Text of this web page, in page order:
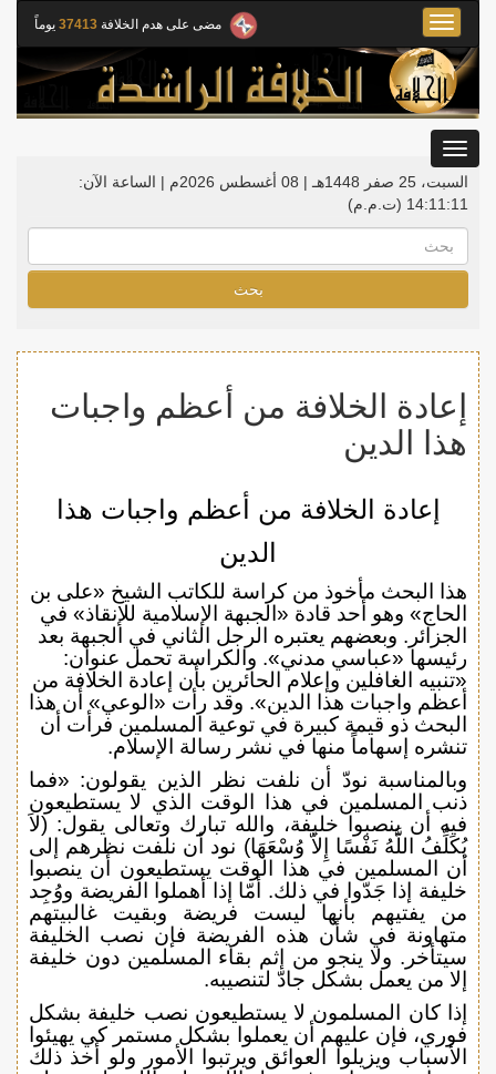
مضى على هدم الخلافة 37413 يوماً
Toggle
navigation
السبت، 25 صفر 1448هـ | 08 أغسطس 2026م |
الساعة الآن:
14:11:12 (ت.م.م)
بحث
إعادة الخلافة من أعظم واجبات
هذا الدين
إعادة الخلافة من أعظم واجبات هذا
الدين
هذا البحث مأخوذ من كراسة للكاتب الشيخ «على بن
الحاج» وهو أحد قادة «الجبهة الإسلامية للإنقاذ» في
الجزائر. وبعضهم يعتبره الرجل الثاني في الجبهة بعد
رئيسها «عباسي مدني». والكراسة تحمل عنوان:
«تنبيه الغافلين وإعلام الحائرين بأن إعادة الخلافة من
أعظم واجبات هذا الدين». وقد رأت «الوعي» أن هذا
البحث ذو قيمة كبيرة في توعية المسلمين فرأت أن
تنشره إسهاماً منها في نشر رسالة الإسلام.
وبالمناسبة نودّ أن نلفت نظر الذين يقولون: «فما
ذنب المسلمين في هذا الوقت الذي لا يستطيعون
فيه أن ينصبوا خليفة، والله تبارك وتعالى يقول: (لاَ
يُكَلِّفُ اللَّهُ نَفْسًا إِلاَّ وُسْعَهَا) نود أن نلفت نظرهم إلى
أن المسلمين في هذا الوقت يستطيعون أن ينصبوا
خليفة إذا جَدّوا في ذلك. أمّا إذا أهملوا الفريضة ووُجِد
من يفتيهم بأنها ليست فريضة وبقيت غالبيتهم
متهاونة في شأن هذه الفريضة فإن نصب الخليفة
سيتأخر. ولا ينجو من إثم بقاء المسلمين دون خليفة
إلا من يعمل بشكل جادّ لتنصيبه.
إذا كان المسلمون لا يستطيعون نصب خليفة بشكل
فوري، فإن عليهم أن يعملوا بشكل مستمر كي يهيئوا
الأسباب ويزيلوا العوائق ويرتبوا الأمور ولو أخذ ذلك